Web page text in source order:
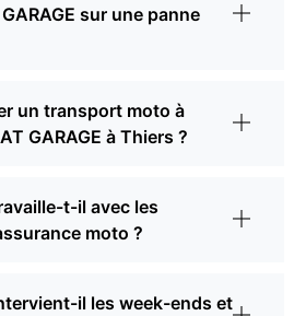
sur une panne
un transport moto à
GARAGE à Thiers ?
t-il avec les
moto ?
il les week-ends et